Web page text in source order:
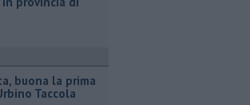
buona la prima
Taccola